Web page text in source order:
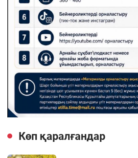
Көп қаралғандар